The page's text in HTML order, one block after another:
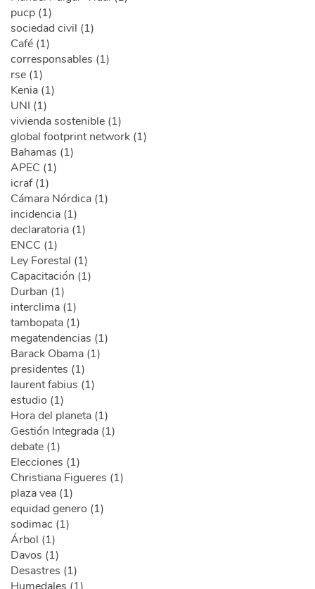
pucp (1)
sociedad civil (1)
Café (1)
corresponsables (1)
rse (1)
Kenia (1)
UNI (1)
vivienda sostenible (1)
global footprint network (1)
Bahamas (1)
APEC (1)
icraf (1)
Cámara Nórdica (1)
incidencia (1)
declaratoria (1)
ENCC (1)
Ley Forestal (1)
Capacitación (1)
Durban (1)
interclima (1)
tambopata (1)
megatendencias (1)
Barack Obama (1)
presidentes (1)
laurent fabius (1)
estudio (1)
Hora del planeta (1)
Gestión Integrada (1)
debate (1)
Elecciones (1)
Christiana Figueres (1)
plaza vea (1)
equidad genero (1)
sodimac (1)
Árbol (1)
Davos (1)
Desastres (1)
Humedales (1)